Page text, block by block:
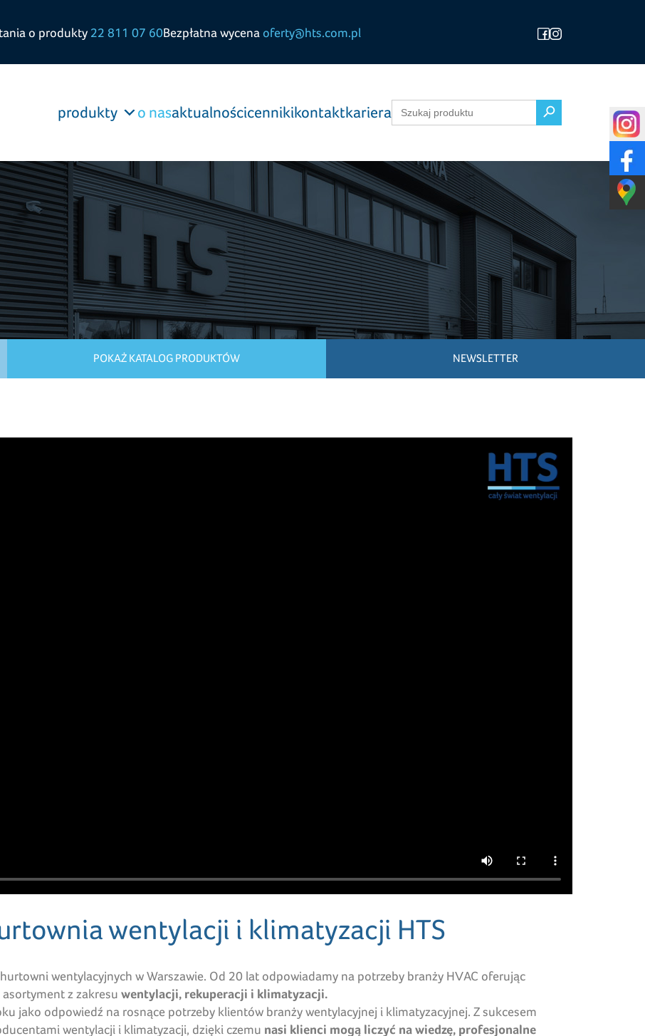
o produkty 22 811 07 60Bezpłatna wycena oferty@hts.com.pl
produkty o nasaktualnościcennikikontaktkarieraSearch
for:
Search Button
POKAŻ KATALOG PRODUKTÓW NEWSLETTER
wentylacji i klimatyzacji HTS
wentylacyjnych w Warszawie. Od 20 lat odpowiadamy na potrzeby branży HVAC oferując
asortyment z zakresu wentylacji, rekuperacji i klimatyzacji.
jako odpowiedź na rosnące potrzeby klientów branży wentylacyjnej i klimatyzacyjnej. Z sukcesem
wentylacji i klimatyzacji, dzięki czemu nasi klienci mogą liczyć na wiedzę, profesjonalne